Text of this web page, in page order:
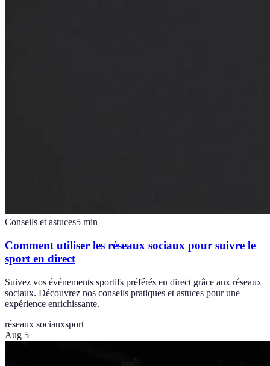
Conseils et astuces5 min
Comment utiliser les réseaux sociaux pour suivre le
sport en direct
Suivez vos événements sportifs préférés en direct grâce aux réseaux
sociaux. Découvrez nos conseils pratiques et astuces pour une
expérience enrichissante.
réseaux sociauxsport
Aug 5